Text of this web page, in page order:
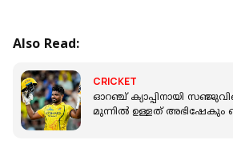
Also Read:
CRICKET
ഓറഞ്ച് ക്യാപ്പിനായി
മുന്നിൽ ഉള്ളത് അഭിഷേകും